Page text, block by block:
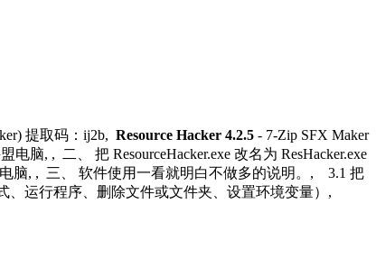
提取码：ij2b, Resource Hacker 4.2.5 - 7-Zip SFX Maker
, , 二、 把 ResourceHacker.exe 改名为 ResHacker.exe
, , 三、 软件使用一看就明白不做多的说明。, 3.1 把
、运行程序、删除文件或文件夹、设置环境变量）,